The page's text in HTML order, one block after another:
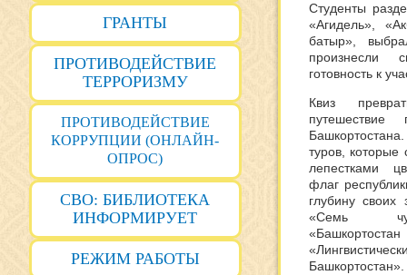
ГРАНТЫ
ПРОТИВОДЕЙСТВИЕ
ТЕРРОРИЗМУ
ПРОТИВОДЕЙСТВИЕ
КОРРУПЦИИ (ОНЛАЙН-
ОПРОС)
СВО: БИБЛИОТЕКА
ИНФОРМИРУЕТ
РЕЖИМ РАБОТЫ
Студенты
«Агидель»,
батыр»,
произнесли
готовность к
Квиз
туров, которые
лепестками
флаг
глубину
«Семь
Башкортостан».